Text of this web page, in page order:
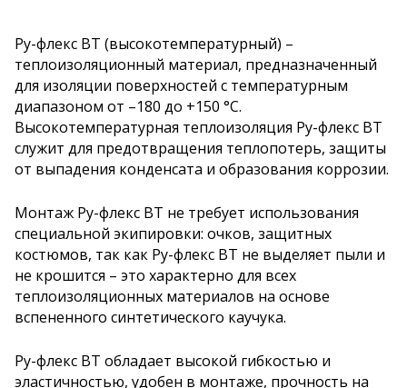
Ру-флекс ВТ (высокотемпературный) –
теплоизоляционный материал, предназначенный
для изоляции поверхностей с температурным
диапазоном от –180 до +150 °С.
Высокотемпературная теплоизоляция Ру-флекс ВТ
служит для предотвращения теплопотерь, защиты
от выпадения конденсата и образования коррозии.
Монтаж Ру-флекс ВТ не требует использования
специальной экипировки: очков, защитных
костюмов, так как Ру-флекс ВТ не выделяет пыли и
не крошится – это характерно для всех
теплоизоляционных материалов на основе
вспененного синтетического каучука.
Ру-флекс ВТ обладает высокой гибкостью и
эластичностью, удобен в монтаже, прочность на